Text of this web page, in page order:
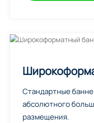
Стандартные
абсолютного
размещения.